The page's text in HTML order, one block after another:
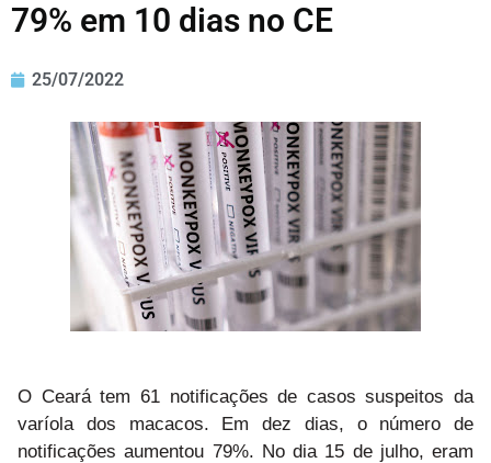
79% em 10 dias no CE
25/07/2022
O Ceará tem 61 notificações de casos suspeitos da
varíola dos macacos. Em dez dias, o número de
notificações aumentou 79%. No dia 15 de julho, eram